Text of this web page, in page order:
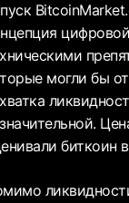
могли бы
биткоин